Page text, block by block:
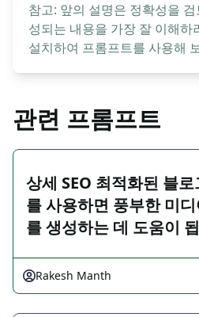
참고: 앞의 설명은 정확성을
성되는 내용을 가장 잘 이해하
설치하여 프롬프트를 사용해
관련 프롬프트
상세 SEO 최적화된 블
를 사용하면 풍부한 미
를 생성하는 데 도움이
Rakesh Manth